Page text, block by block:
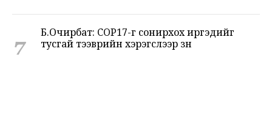
7
тусгай тээврийн хэрэгслээр зөөнө
Өрнөл /Х. Болормаа • -6 цаг -56 минутын өмнө